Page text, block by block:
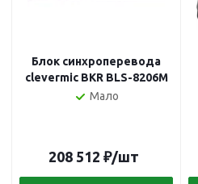
Блок синхроперевода
clevermic BKR BLS-8206M
Мало
208 512 ₽/шт